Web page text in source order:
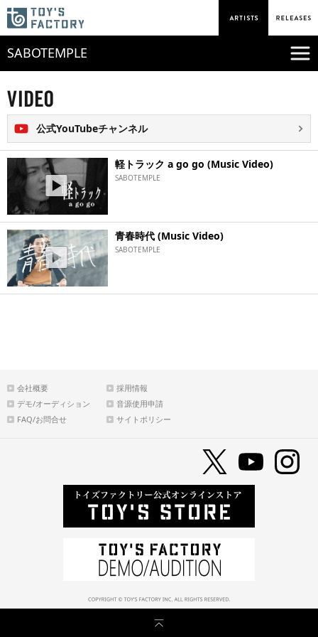
SABOTEMPLE
公式YouTubeチャンネル
軽トラック a go go (Music Video)
SABOTEMPLE
青春時代 (Music Video)
SABOTEMPLE
会社概要
採用情報
デモ/オーディション
音源使用申請
FAQ/お問合せ
サイトポリシー